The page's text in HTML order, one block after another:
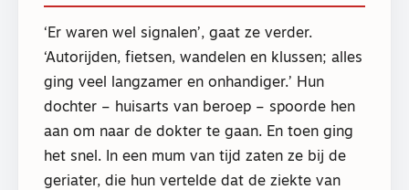
‘Er waren wel signalen’, gaat ze verder.
‘Autorijden, fietsen, wandelen en klussen; alles
ging veel langzamer en onhandiger.’ Hun
dochter – huisarts van beroep – spoorde hen
aan om naar de dokter te gaan. En toen ging
het snel. In een mum van tijd zaten ze bij de
geriater, die hun vertelde dat de ziekte van